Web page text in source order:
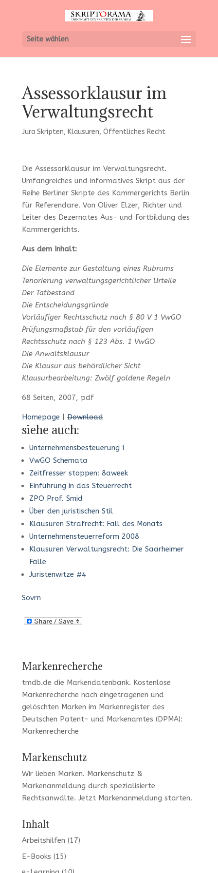
Seite wählen
Assessorklausur im
Verwaltungsrecht
Jura Skripten, Klausuren, Öffentliches Recht
Die Assessorklausur im Verwaltungsrecht.
Umfangreiches und informatives Skript aus der
Reihe Berliner Skripte des Kammergerichts Berlin
für Referendare. Von Oliver Elzer, Richter und
Leiter des Dezernates Aus- und Fortbildung des
Kammergerichts.
Aus dem Inhalt:
Die Elemente zur Gestaltung eines Rubrums
Tenorierung verwaltungsgerichtlicher Urteile
Der Tatbestand
Die Entscheidungsgründe
Vorläufiger Rechtsschutz nach § 80 V 1 VwGO
Prüfungsmaßstab für den vorläufigen
Rechtsschutz nach § 123 Abs. 1 VwGO
Die Anwaltsklausur
Die Klausur aus behördlicher Sicht
Klausurbearbeitung: Zwölf goldene Regeln
68 Seiten, 2007, pdf
Homepage |Download
siehe auch:
Unternehmensbesteuerung I
VwGO Schemata
Zeitfresser stoppen: 8aweek
Einführung in das Steuerrecht
ZPO Prof. Smid
Über den juristischen Stil
Klausuren Strafrecht: Fall des Monats
Unternehmensteuerreform 2008
Klausuren Verwaltungsrecht: Die Saarheimer
Fälle
Juristenwitze #4
Sovrn
Markenrecherche
tmdb.de die Markendatenbank. Kostenlose
Markenrecherche nach eingetragenen und
gelöschten Marken im Markenregister des
Deutschen Patent- und Markenamtes (DPMA):
Markenrecherche
Markenschutz
Wir lieben Marken. Markenschutz &
Markenanmeldung durch spezialisierte
Rechtsanwälte. Jetzt Markenanmeldung starten.
Inhalt
Arbeitshilfen (17)
E-Books (15)